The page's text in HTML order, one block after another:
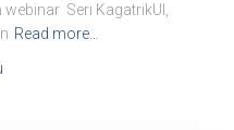
Seri KagatrikUI,
Read more…